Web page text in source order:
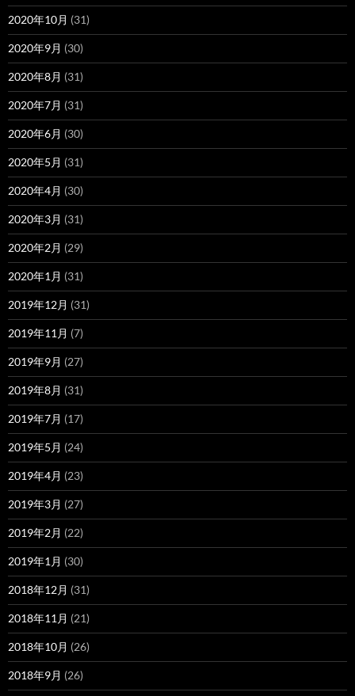
2020年10月 (31)
2020年9月 (30)
2020年8月 (31)
2020年7月 (31)
2020年6月 (30)
2020年5月 (31)
2020年4月 (30)
2020年3月 (31)
2020年2月 (29)
2020年1月 (31)
2019年12月 (31)
2019年11月 (7)
2019年9月 (27)
2019年8月 (31)
2019年7月 (17)
2019年5月 (24)
2019年4月 (23)
2019年3月 (27)
2019年2月 (22)
2019年1月 (30)
2018年12月 (31)
2018年11月 (21)
2018年10月 (26)
2018年9月 (26)